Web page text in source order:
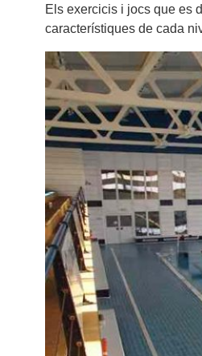
Els exercicis i jocs que es
característiques de cada